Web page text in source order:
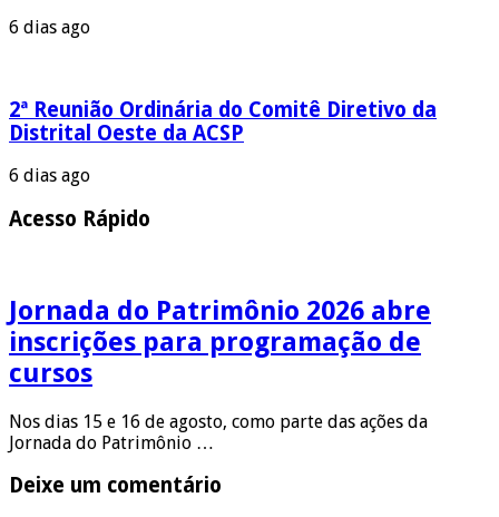
6 dias ago
2ª Reunião Ordinária do Comitê Diretivo da
Distrital Oeste da ACSP
6 dias ago
Acesso Rápido
Jornada do Patrimônio 2026 abre
inscrições para programação de
cursos
Nos dias 15 e 16 de agosto, como parte das ações da
Jornada do Patrimônio …
Deixe um comentário